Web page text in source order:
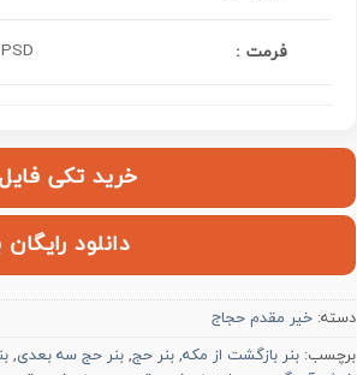
فرمت : PSD
خرید تکی فایل | ۱۲۰,۰۰۰
دانلود
دسته:خیر مقدم حجاج
برچسب:بنر بازگشت از مکه,بنر حج,بنر حج سه بعدی,